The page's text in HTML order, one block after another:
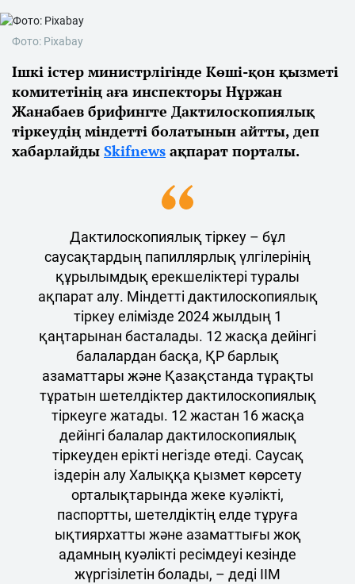
Фото: Pixabay
Ішкі істер министрлігінде Көші-қон қызметі
комитетінің аға инспекторы Нұржан
Жанабаев брифингте Дактилоскопиялық
тіркеудің міндетті болатынын айтты, деп
хабарлайды Skifnews ақпарат порталы.
Дактилоскопиялық тіркеу – бұл
саусақтардың папиллярлық үлгілерінің
құрылымдық ерекшеліктері туралы
ақпарат алу. Міндетті дактилоскопиялық
тіркеу елімізде 2024 жылдың 1
қаңтарынан басталады. 12 жасқа дейінгі
балалардан басқа, ҚР барлық
азаматтары және Қазақстанда тұрақты
тұратын шетелдіктер дактилоскопиялық
тіркеуге жатады. 12 жастан 16 жасқа
дейінгі балалар дактилоскопиялық
тіркеуден ерікті негізде өтеді. Саусақ
іздерін алу Халыққа қызмет көрсету
орталықтарында жеке куәлікті,
паспортты, шетелдіктің елде тұруға
ықтиярхатты және азаматтығы жоқ
адамның куәлікті ресімдеуі кезінде
жүргізілетін болады, – деді ІІМ